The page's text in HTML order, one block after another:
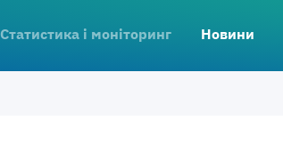
Статистика і моніторинг Новини